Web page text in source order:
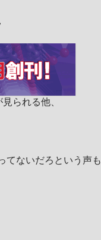
られる他、
ないだろという声も